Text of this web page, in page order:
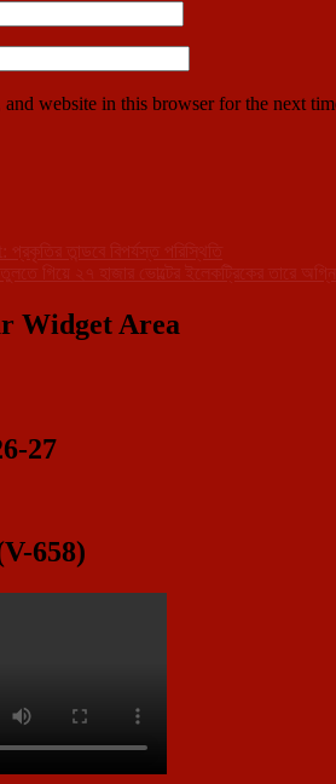
and website in this browser for the next
প্রকৃতির তান্ডবে বিপর্যস্ত পরিস্থিতি
তুলতে গিয়ে ২৭ হাজার ভোল্টের ইলেকট্রিকের তারে
Widget Area
27
658)